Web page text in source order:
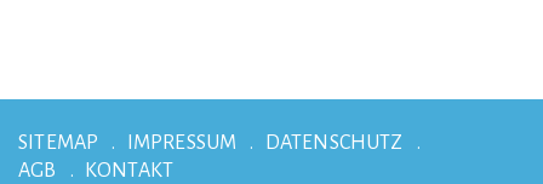
SITEMAP IMPRESSUM
DATENSCHUTZ
AGB
KONTAKT